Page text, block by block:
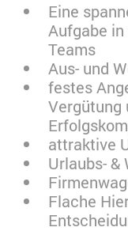
Eine
Aufgabe
Teams
Aus- und
festes
Vergütung
attraktive
Urlaubs- &
Flache